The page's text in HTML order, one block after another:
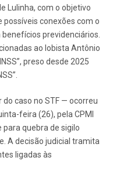
Lulinha, com o objetivo
conexões com o
previdenciários.
ao lobista Antônio
preso desde 2025
caso no STF — ocorreu
feira (26), pela CPMI
quebra de sigilo
A decisão judicial tramita
ligadas às